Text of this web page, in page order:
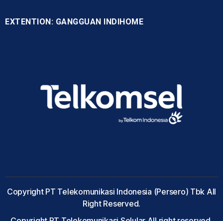
EXTENTION: GANGGUAN INDIHOME
Copyright PT Telekomunikasi Indonesia (Persero) Tbk All
Right Reserved.